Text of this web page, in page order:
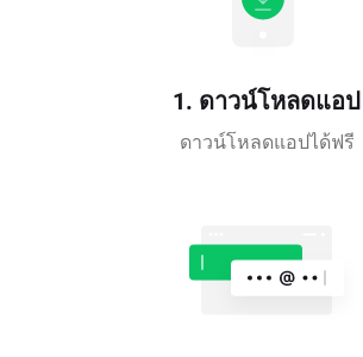
1. ดาวน์โหลดแอป
ดาวน์โหลดแอปได้ฟรี